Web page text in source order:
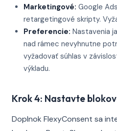
Marketingové: Google
retargetingové skripty.
Preferencie: Nastavenia
nad rámec nevyhnutne
vyžadovať súhlas v
výkladu.
Krok 4: Nastavte
Doplnok FlexyConsent sa